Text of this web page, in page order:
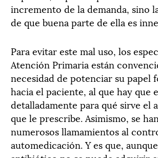
incremento de la demanda, sino
de que buena parte de ella es
Para evitar este mal uso, los
Atención Primaria están
necesidad de potenciar su papel
hacia el paciente, al que hay que
detalladamente para qué sirve el
que le prescribe. Asimismo, se
numerosos llamamientos al
automedicación. Y es que,